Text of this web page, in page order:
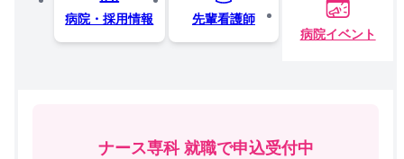
病院・採用情報
先輩看護師
病院イベント
ナース専科 就職で申込受付中